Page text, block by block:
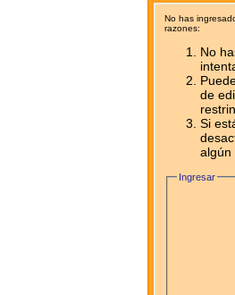
No has
razones:
No
de
Si
algún
Ingresar